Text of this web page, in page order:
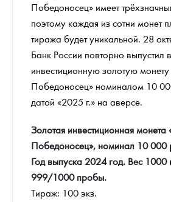
Победоносец» имеет
поэтому каждая из сотни монет
тиража будет уникальной. 28
Банк России повторно
инвестиционную золотую монету
Победоносец» номиналом 10
датой «2025 г.» на аверсе.
Золотая инвестиционная монета
Победоносец», номинал 10 000
Год выпуска 2024 год. Вес 1000
999/1000 пробы.
Тираж: 100 экз.